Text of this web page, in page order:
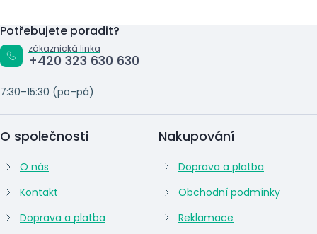
Potřebujete poradit?
zákaznická linka
+420 323 630 630
7:30–15:30 (po–pá)
O společnosti
O nás
Kontakt
Doprava a platba
Nakupování
Doprava a platba
Obchodní podmínky
Reklamace